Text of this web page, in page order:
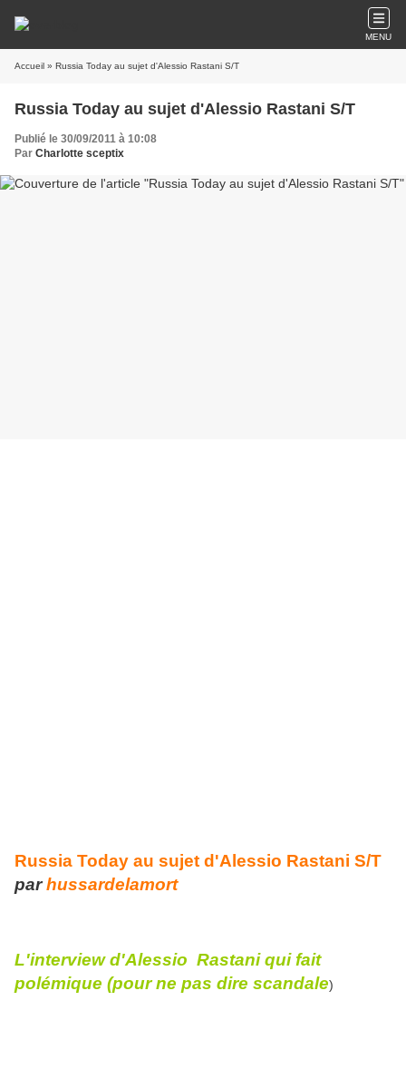
MENU
Accueil » Russia Today au sujet d'Alessio Rastani S/T
Russia Today au sujet d'Alessio Rastani S/T
Publié le 30/09/2011 à 10:08
Par Charlotte sceptix
Russia Today au sujet d'Alessio Rastani S/T
parhussardelamort
L'interview d'Alessio Rastani qui fait
polémique (pour ne pas dire scandale)